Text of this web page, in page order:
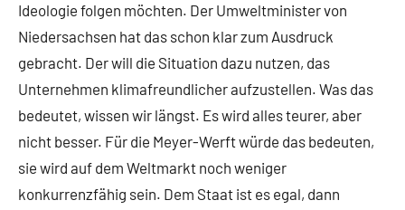
Ideologie folgen möchten. Der Umweltminister von
Niedersachsen hat das schon klar zum Ausdruck
gebracht. Der will die Situation dazu nutzen, das
Unternehmen klimafreundlicher aufzustellen. Was das
bedeutet, wissen wir längst. Es wird alles teurer, aber
nicht besser. Für die Meyer-Werft würde das bedeuten,
sie wird auf dem Weltmarkt noch weniger
konkurrenzfähig sein. Dem Staat ist es egal, dann